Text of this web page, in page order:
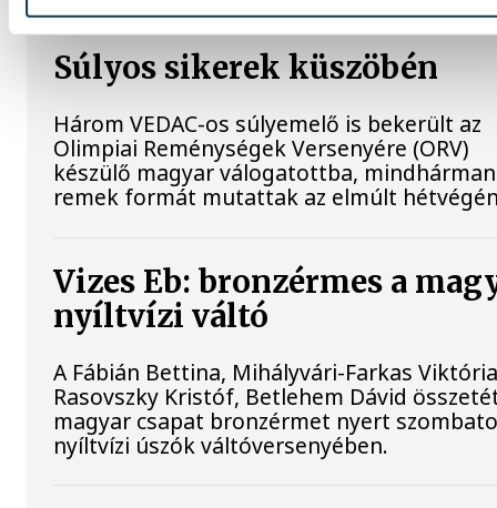
Súlyos sikerek küszöbén
Három VEDAC-os súlyemelő is bekerült az
Olimpiai Reménységek Versenyére (ORV)
készülő magyar válogatottba, mindhárman
remek formát mutattak az elmúlt
Vizes Eb: bronzérmes a
nyíltvízi váltó
A Fábián Bettina, Mihályvári-Farkas
Rasovszky Kristóf, Betlehem Dávid
magyar csapat bronzérmet nyert
nyíltvízi úszók váltóversenyében.